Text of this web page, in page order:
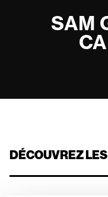
SAM
DÉCOUVREZ